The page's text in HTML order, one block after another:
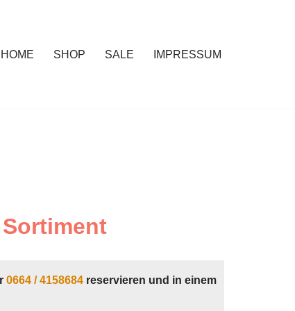
HOME SHOP SALE IMPRESSUM
0664 / 4158684 reservieren und in einem